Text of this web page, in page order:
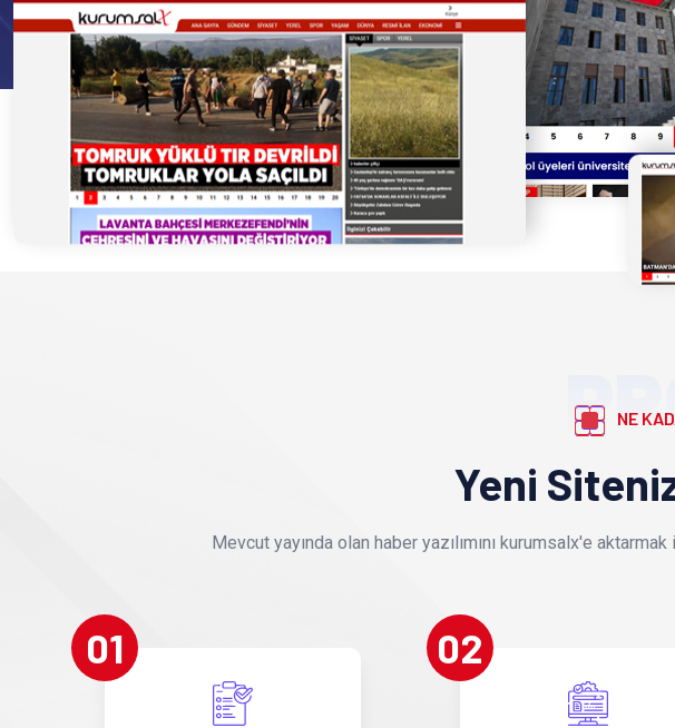
NE
Yeni
Mevcut yayında olan haber yazılımını kurumsalx'e
01 02